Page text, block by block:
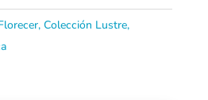
, Colección Lustre,